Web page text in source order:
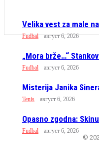
Velika vest za male
Fudbal август 6, 2026
„Mora brže…“
Fudbal август 6, 2026
Misterija Janika
Tenis август 6, 2026
Opasno zgodna:
Fudbal август 6, 2026
©